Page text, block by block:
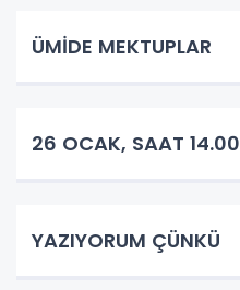
ÜMİDE MEKTUPLAR
26 OCAK, SAAT 14.00
YAZIYORUM ÇÜNKÜ